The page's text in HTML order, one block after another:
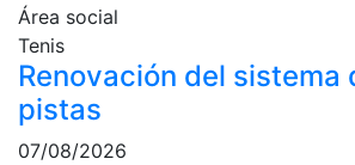
Jugadores
Competiciones
Campeonato
Social de Tenis
Área social
Tenis
Renovación del sistema
pistas
07/08/2026